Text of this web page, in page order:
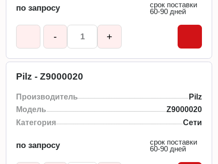
по запросу
срок поставки
60-90 дней
- +
Pilz - Z9000020
Производитель
Pilz
Модель
Z9000020
Категория
Сети
по запросу
срок поставки
60-90 дней